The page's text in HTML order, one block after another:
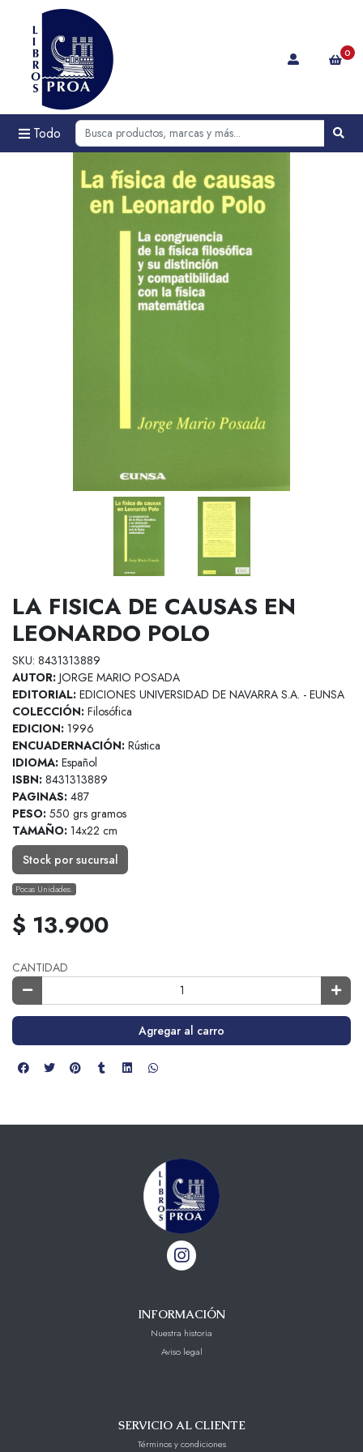
Todo
0
LA FISICA DE CAUSAS EN
LEONARDO POLO
SKU: 8431313889
AUTOR: JORGE MARIO POSADA
EDITORIAL: EDICIONES UNIVERSIDAD DE NAVARRA S.A. - EUNSA
COLECCIÓN: Filosófica
EDICION: 1996
ENCUADERNACIÓN: Rústica
IDIOMA: Español
ISBN: 8431313889
PAGINAS: 487
PESO: 550 grs gramos
TAMAÑO: 14x22 cm
Stock por sucursal
Pocas Unidades.
$ 13.900
CANTIDAD
Agregar al carro
INFORMACIÓN
Nuestra historia
Aviso legal
SERVICIO AL CLIENTE
Términos y condiciones